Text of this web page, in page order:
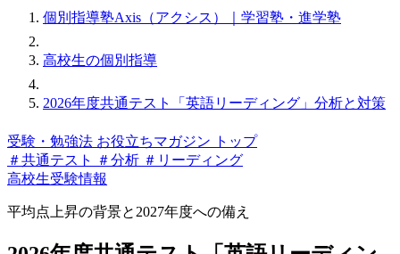
個別指導塾Axis（アクシス）｜学習塾・進学塾
高校生の個別指導
2026年度共通テスト「英語リーディング」分析と対策
受験・勉強法 お役立ちマガジン トップ
＃共通テスト
＃分析 ＃リーディング
高校生受験情報
平均点上昇の背景と2027年度への備え